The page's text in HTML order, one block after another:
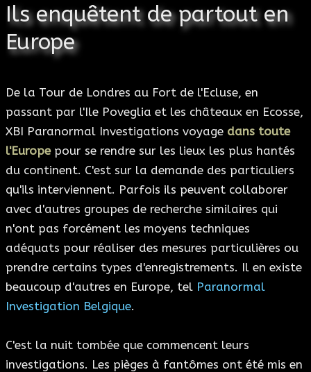
Ils enquêtent de partout en
Europe
De la Tour de Londres au Fort de l'Ecluse, en
passant par l'Ile Poveglia et les châteaux en Ecosse,
XBI Paranormal Investigations voyage dans toute
l'Europepour se rendre sur les lieux les plus hantés
du continent. C'est sur la demande des particuliers
qu'ils interviennent. Parfois ils peuvent collaborer
avec d'autres groupes de recherche similaires qui
n'ont pas forcément les moyens techniques
adéquats pour réaliser des mesures particulières ou
prendre certains types d'enregistrements. Il en existe
beaucoup d'autres en Europe, tel Paranormal
Investigation Belgique.
C'est la nuit tombée que commencent leurs
investigations. Les pièges à fantômes ont été mis en